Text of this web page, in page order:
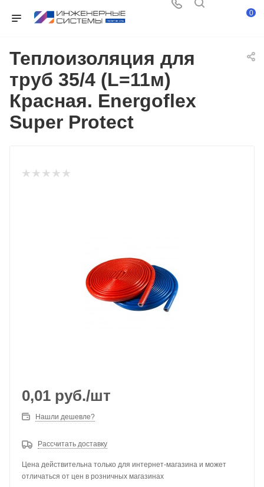
0
Теплоизоляция для
труб 35/4 (L=11м)
Красная. Energoflex
Super Protect
0,01 руб./шт
Нашли дешевле?
Рассчитать доставку
Цена действительна только для интернет-магазина и может
отличаться от цен в розничных магазинах